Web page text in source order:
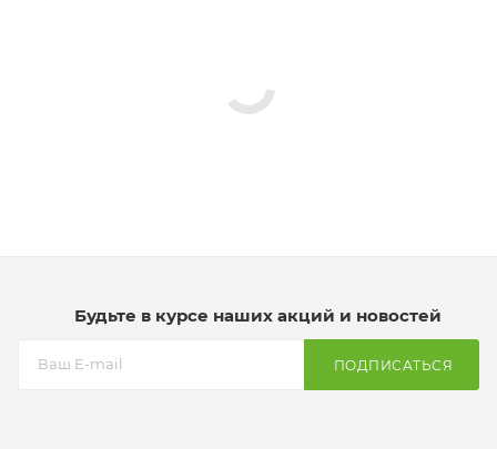
Будьте в курсе наших акций и новостей
ПОДПИСАТЬСЯ